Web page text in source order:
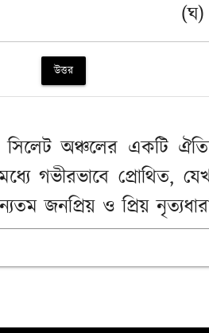
উত্তর
অঞ্চলের একটি
গভীরভাবে প্রোথিত,
জনপ্রিয় ও প্রিয়